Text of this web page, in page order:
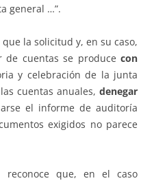
general …”.
la solicitud y, en su caso,
cuentas se produce con
y celebración de la junta
las cuentas anuales, denegar
el informe de auditoría
exigidos no parece
reconoce que, en el caso